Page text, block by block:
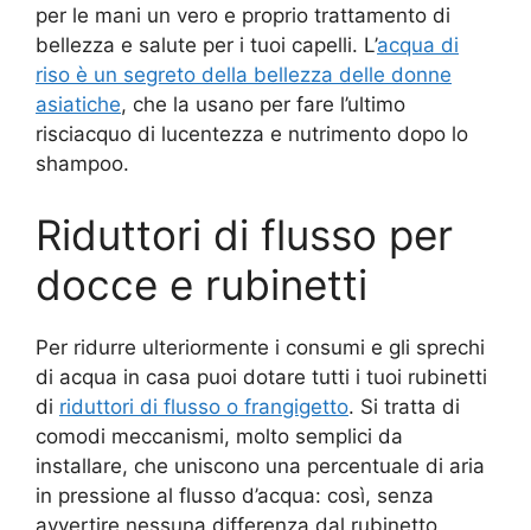
per le mani un vero e proprio trattamento di
bellezza e salute per i tuoi capelli. L’acqua di
riso è un segreto della bellezza delle donne
asiatiche, che la usano per fare l’ultimo
risciacquo di lucentezza e nutrimento dopo lo
shampoo.
Riduttori di flusso per
docce e rubinetti
Per ridurre ulteriormente i consumi e gli sprechi
di acqua in casa puoi dotare tutti i tuoi rubinetti
di riduttori di flusso o frangigetto. Si tratta di
comodi meccanismi, molto semplici da
installare, che uniscono una percentuale di aria
in pressione al flusso d’acqua: così, senza
avvertire nessuna differenza dal rubinetto,